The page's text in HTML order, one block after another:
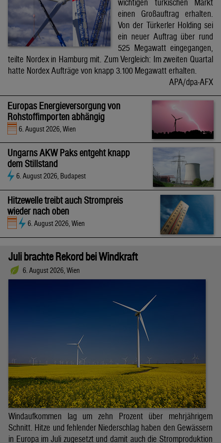
wichtigen türkischen Markt
einen Großauftrag erhalten.
Von der Türkerler Holding sei
ein neuer Auftrag über rund
525 Megawatt eingegangen,
teilte Nordex in Hamburg mit. Zum Vergleich: Im zweiten Quartal
hatte Nordex Aufträge von knapp 3.100 Megawatt erhalten.
APA/dpa-AFX
Europas Energieversorgung von
Rohstoffimporten abhängig
6. August 2026, Wien
Ungarns AKW Paks entgeht knapp
dem Stillstand
6. August 2026, Budapest
Hitzewelle treibt auch Strompreis
wieder nach oben
6. August 2026, Wien
Juli brachte Rekord bei Windkraft
6. August 2026, Wien
Windaufkommen lag um zehn Prozent über mehrjährigem
Schnitt. Hitze und fehlender Niederschlag haben den Gewässern
in Europa im Juli zugesetzt und damit auch die Stromproduktion